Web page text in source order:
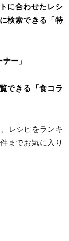
に合わせたレシ
検索できる「特
ー」
できる「食コラ
レシピをランキ
までお気に入り